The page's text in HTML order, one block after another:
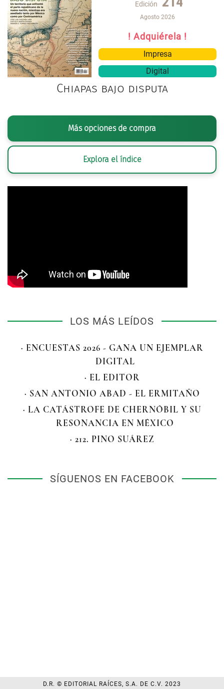
Edición
Agosto 2026
! Adquiérela !
Impresa
Digital
Chiapas bajo disputa
Más opciones de compra
Explora el índice
LOS MÁS LEÍDOS
· ENCUESTAS 2026 - GANA UN EJEMPLAR
DIGITAL
· EL EDITOR
· SAN ANTONIO ABAD - EL ERMITAÑO
· LA CATÁSTROFE DE CHERNÓBIL Y SU
RESONANCIA EN MÉXICO
· 212. PINO SUÁREZ
SÍGUENOS EN FACEBOOK
D.R. © EDITORIAL RAÍCES, S.A. DE C.V. 2023